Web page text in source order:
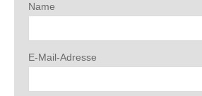
Name
E-Mail-Adresse